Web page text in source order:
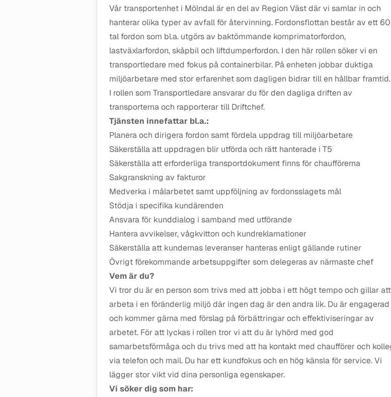
Vår transportenhet i Mölndal är en del av Region Väst där vi samlar in och
hanterar olika typer av avfall för återvinning. Fordonsflottan består av ett
tal fordon som bl.a. utgörs av baktömmande komprimatorfordon,
lastväxlarfordon, skåpbil och liftdumperfordon. I den här rollen söker vi en
transportledare med fokus på containerbilar. På enheten jobbar duktiga
miljöarbetare med stor erfarenhet som dagligen bidrar till en hållbar framtid.
I rollen som Transportledare ansvarar du för den dagliga driften av
transporterna och rapporterar till Driftchef.
Tjänsten innefattar bl.a.:
Planera och dirigera fordon samt fördela uppdrag till miljöarbetare
Säkerställa att uppdragen blir utförda och rätt hanterade i T5
Säkerställa att erforderliga transportdokument finns för chaufförerna
Sakgranskning av fakturor
Medverka i målarbetet samt uppföljning av fordonsslagets mål
Stödja i specifika kundärenden
Ansvara för kunddialog i samband med utförande
Hantera avvikelser, vågkvitton och kundreklamationer
Säkerställa att kundernas leveranser hanteras enligt gällande rutiner
Övrigt förekommande arbetsuppgifter som delegeras av närmaste chef
Vem är du?
Vi tror du är en person som trivs med att jobba i ett högt tempo och gillar att
arbeta i en föränderlig miljö där ingen dag är den andra lik. Du är engagerad
och kommer gärna med förslag på förbättringar och effektiviseringar av
arbetet. För att lyckas i rollen tror vi att du är lyhörd med god
samarbetsförmåga och du trivs med att ha kontakt med chaufförer och
via telefon och mail. Du har ett kundfokus och en hög känsla för service. Vi
lägger stor vikt vid dina personliga egenskaper.
Vi söker dig som har: